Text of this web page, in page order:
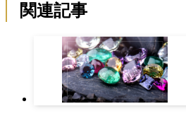
関連記事